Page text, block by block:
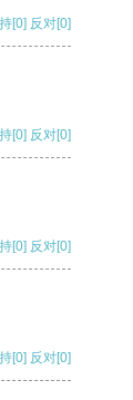
[0] 反对[0]
[0] 反对[0]
[0] 反对[0]
[0] 反对[0]